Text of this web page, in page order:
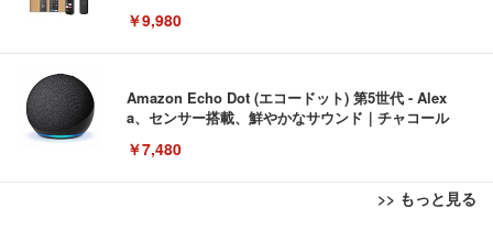
￥9,980
Amazon Echo Dot (エコードット) 第5世代 - Alex
a、センサー搭載、鮮やかなサウンド｜チャコール
￥7,480
>> もっと見る